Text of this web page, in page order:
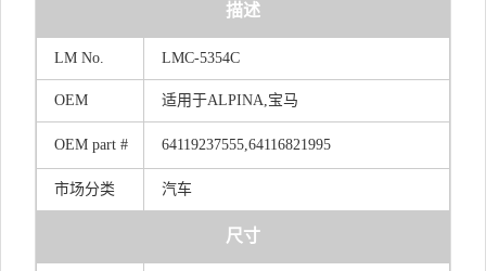
描述
LM No. LMC-5354C
OEM 适用于ALPINA,宝马
OEM part # 64119237555,64116821995
市场分类 汽车
尺寸